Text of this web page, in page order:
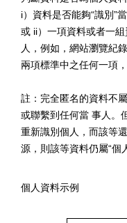
i）資料是否能夠“識別”
或 ii）一項資料或者一
人，例如，網站瀏覽紀
兩項標準中之任何一項
註：完全匿名的資料不
或聯繫到任何當 事人。
重新識別個人，而該等
源，則該等資料仍屬“個
個人資料示例